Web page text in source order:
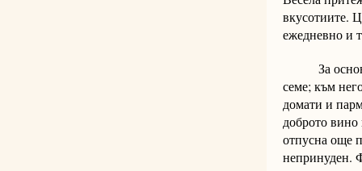
вкусотиите.
ежедневно и
За основно
семе; към
домати и
доброто вино
отпусна още
непринуден.